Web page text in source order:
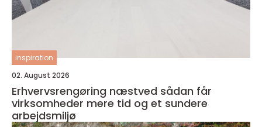
inspiration
02. August 2026
Erhvervsrengøring næstved sådan får
virksomheder mere tid og et sundere
arbejdsmiljø